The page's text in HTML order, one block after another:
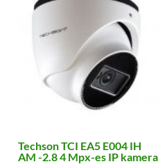
Techson TCI EA5 E004 IH
AM -2.8 4 Mpx-es IP kamera